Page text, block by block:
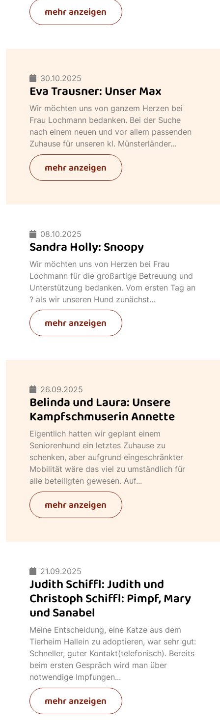
mehr anzeigen
30.10.2025
Eva Trausner: Unser Max
Wir möchten uns von ganzem Herzen bei
Frau Lochmann bedanken. Bei der Suche
nach einem neuen und vor allem passenden
Zuhause für unseren kl. Münsterländer...
mehr anzeigen
08.10.2025
Sandra Holly: Snoopy
Wir möchten uns von Herzen bei Frau
Lochmann für die großartige Betreuung und
Unterstützung bedanken. Vom ersten Tag an
? als wir unseren Hund zunächst...
mehr anzeigen
26.09.2025
Belinda und Laura: Unsere
Kampfschmuserin Annette
Eigentlich hatten wir geplant einem
Seniorenhund ein letztes Zuhause zu
schenken, aber aufgrund eingeschränkter
Mobilität wäre das viel zu umständlich für
alle beteiligten gewesen. Auf...
mehr anzeigen
21.09.2025
Judith Schiffl: Judith und
Christoph Schiffl: Pimpf, Mary
und Sanabel
Meine Entscheidung, eine Katze aus dem
Tierheim Hallein zu adoptieren, war sehr gut:
Schneller, guter Kontakt(telefonisch). Bereits
beim ersten Gespräch wird man über
notwendige Impfungen...
mehr anzeigen